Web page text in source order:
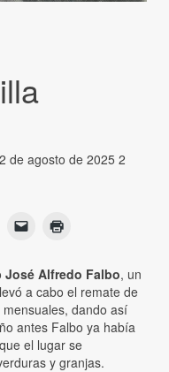
de agosto de 2025 2
José Alfredo Falbo, un
a cabo el remate de
dando así
antes Falbo ya había
el lugar se
y granjas.